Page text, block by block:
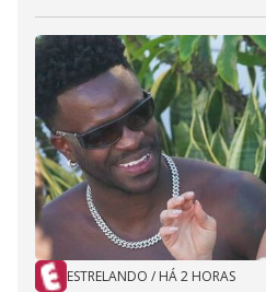
ESTRELANDO / HÁ 2 HORAS